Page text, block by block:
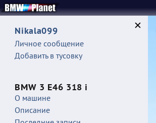
Nikala099
Личное сообщение
Добавить в тусовку
BMW 3 E46 318 i
О машине
Описание